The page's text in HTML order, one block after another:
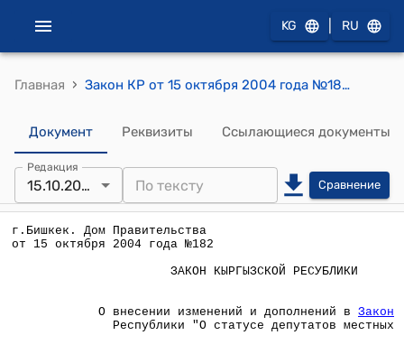
KG RU
Главная › Закон КР от 15 октября 2004 года №182 "О внесении изменений и дополнений в Закон Кыргызской Республики "О статусе депутатов местных кенешей"
Документ Реквизиты Ссылающиеся документы
Редакция
15.10.2004 Сравнение